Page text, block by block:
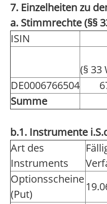
7. Einzelheiten zu
a. Stimmrechte (§§
ISIN
(§ 33
DE0006766504
Summe
b.1. Instrumente
Art des
Instruments
Optionsscheine
(Put)